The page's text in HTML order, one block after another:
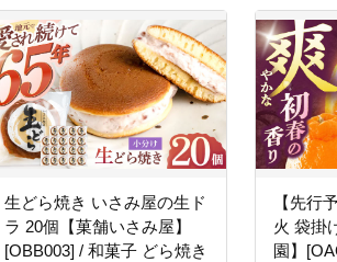
生どら焼き いさみ屋の生ド
ラ 20個【菓舗いさみ屋】
[OBB003] / 和菓子 どら焼き
【先行
火 袋掛
園】